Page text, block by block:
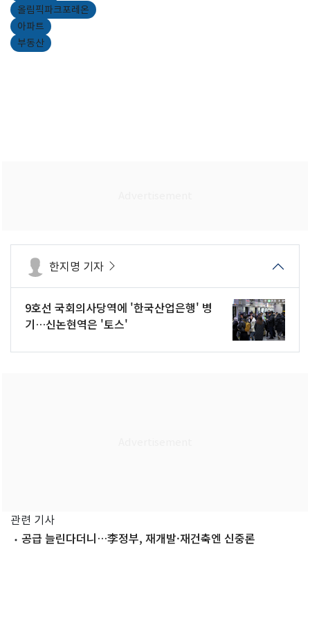
올림픽파크포레온
아파트
부동산
한지명 기자
9호선 국회의사당역에 '한국산업은행' 병
기…신논현역은 '토스'
관련 기사
공급 늘린다더니…李정부, 재개발·재건축엔 신중론